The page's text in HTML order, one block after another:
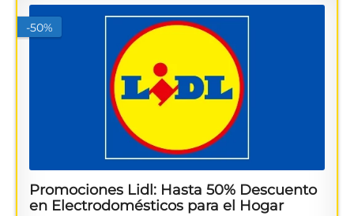
-50%
Promociones Lidl: Hasta 50% Descuento
en Electrodomésticos para el Hogar